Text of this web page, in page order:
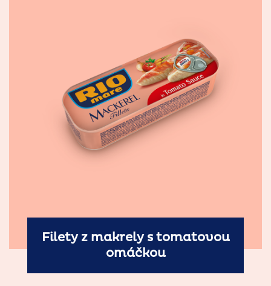
Filety z makrely s tomatovou
omáčkou